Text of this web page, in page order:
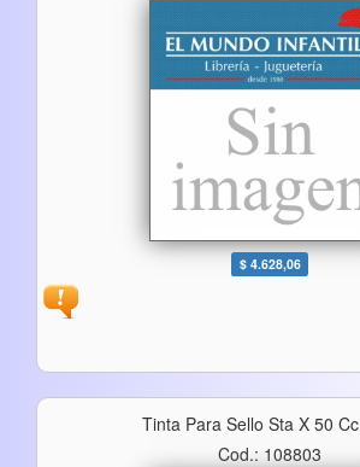
$ 4.628,06
Tinta Para Sello Sta X 50
Cod.: 108803